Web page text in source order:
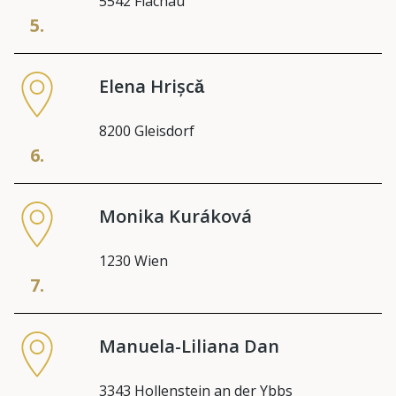
5.
6.
Elena Hrișcǎ
8200 Gleisdorf
7.
Monika Kuráková
1230 Wien
Manuela-Liliana Dan
3343 Hollenstein an der Ybbs